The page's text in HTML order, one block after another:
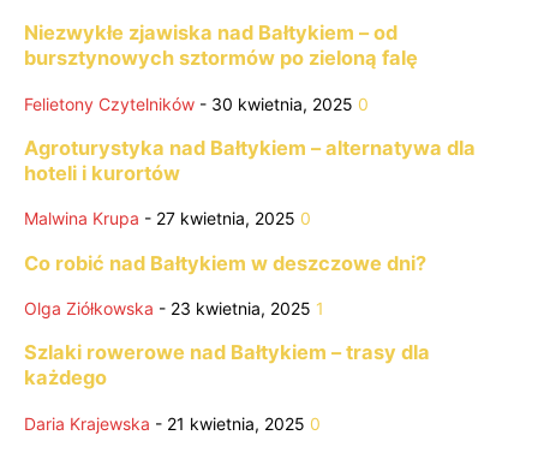
Niezwykłe zjawiska nad Bałtykiem – od
bursztynowych sztormów po zieloną falę
Felietony Czytelników - 30 kwietnia, 2025 0
Agroturystyka nad Bałtykiem – alternatywa dla
hoteli i kurortów
Malwina Krupa - 27 kwietnia, 2025 0
Co robić nad Bałtykiem w deszczowe dni?
Olga Ziółkowska - 23 kwietnia, 2025 1
Szlaki rowerowe nad Bałtykiem – trasy dla
każdego
Daria Krajewska - 21 kwietnia, 2025 0